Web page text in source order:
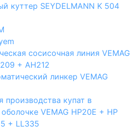
куттер SEYDELMANN K 504
сосисочная линия VEMAG
+ AH212
линкер VEMAG
производства купат в
VEMAG HP20E + HP
+ LL335